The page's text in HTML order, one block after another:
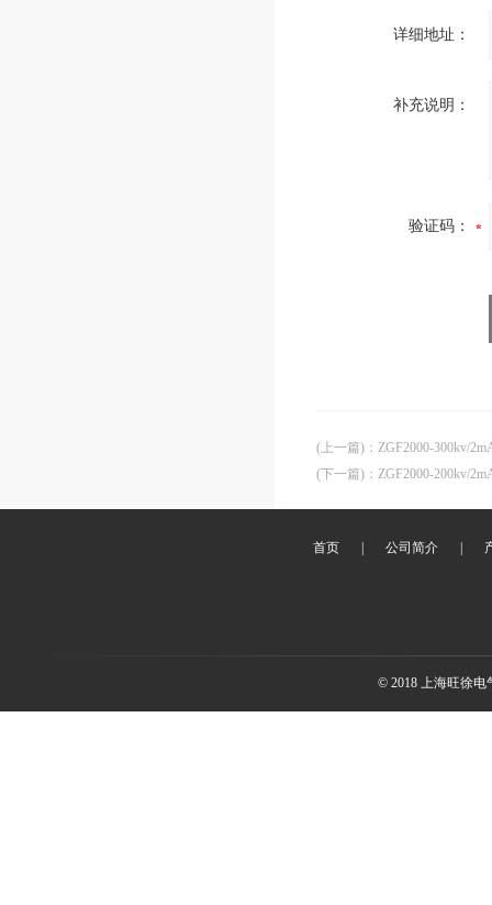
详细地址：
补充说明：
验证码：
(上一篇) ： ZGF2000-300kv/
(下一篇) ： ZGF2000-200kv/
首页 公司简介
© 2018 上海旺徐